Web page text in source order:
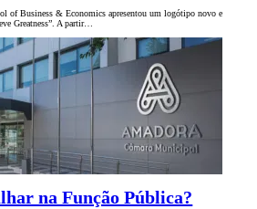
of Business & Economics apresentou um logótipo novo e
Greatness”. A partir…
na Função Pública?